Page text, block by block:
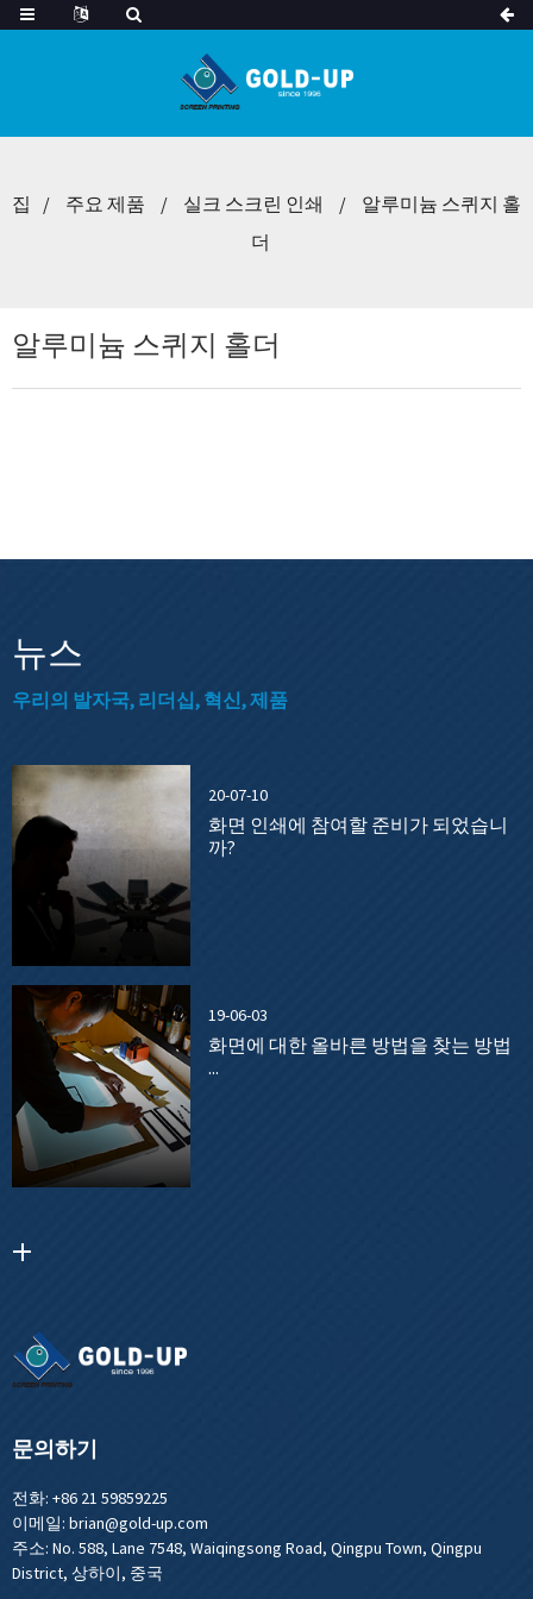
집 주요 제품 실크 스크린 인쇄
알루미늄 스퀴지 홀
더
알루미늄 스퀴지 홀더
뉴스
우리의 발자국, 리더십, 혁신, 제품
20-07-10
화면 인쇄에 참여할 준비가 되었습니
까?
19-06-03
화면에 대한 올바른 방법을 찾는 방법
...
문의하기
전화: +86 21 59859225
이메일: brian@gold-up.com
주소: No. 588, Lane 7548, Waiqingsong Road, Qingpu Town, Qingpu
District, 상하이, 중국